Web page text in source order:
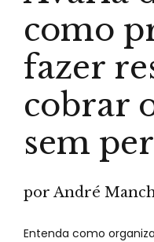
como
fazer
cobrar
sem
por André
Entenda como